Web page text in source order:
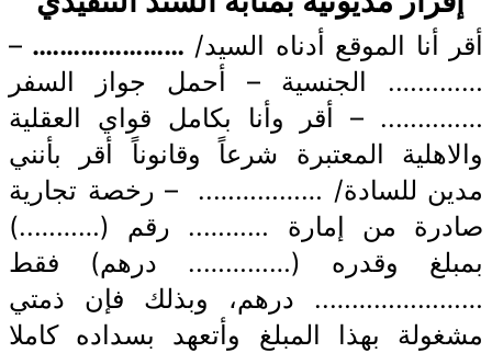
أقر أنا الموقع أدناه السيد/ ………………….
–
…………. الجنسية – أحمل جواز السفر
………….. – أقر وأنا بكامل قواي العقلية
والاهلية المعتبرة شرعاً وقانوناً أقر بأنني
مدين للسادة/ ……………..
– رخصة تجارية
صادرة من إمارة ……….. رقم (………..)
بمبلغ وقدره (………….. درهم) فقط
………………….. درهم، وبذلك فإن ذمتي
مشغولة بهذا المبلغ وأتعهد بسداده كاملا